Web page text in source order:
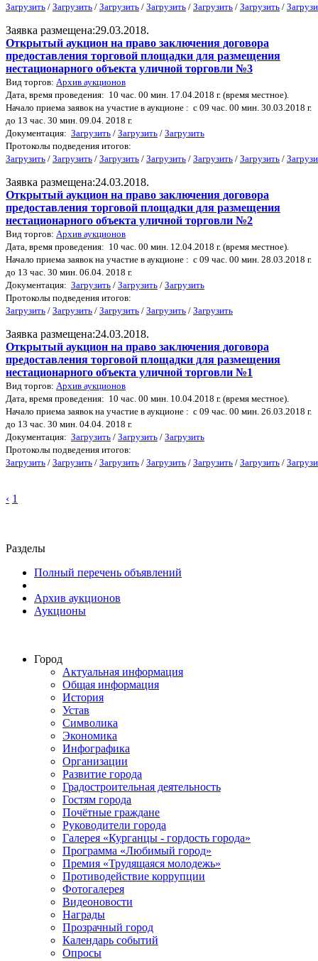
Загрузить / Загрузить / Загрузить / Загрузить / Загрузить / Загрузить /
Заявка размещена:29.03.2018.
Открытый аукцион на право заключения договора
предоставления торговой площадки для размещения
нестационарного объекта уличной торговли №3
Вид торгов: Архив аукционов
Дата, время проведения: 10 час. 00 мин. 17.04.2018 г. (время местное).
Начало приема заявок на участие в аукционе : с 09 час. 00 мин. 30.03.2018 г.
до 13 час. 30 мин. 09.04. 2018 г.
Документация: Загрузить / Загрузить / Загрузить
Протоколы подведения итогов:
Загрузить / Загрузить / Загрузить / Загрузить / Загрузить / Загрузить /
Заявка размещена:24.03.2018.
Открытый аукцион на право заключения договора
предоставления торговой площадки для размещения
нестационарного объекта уличной торговли №2
Вид торгов: Архив аукционов
Дата, время проведения: 10 час. 00 мин. 12.04.2018 г. (время местное).
Начало приема заявок на участие в аукционе : с 09 час. 00 мин. 28.03.2018 г.
до 13 час. 30 мин. 06.04. 2018 г.
Документация: Загрузить / Загрузить / Загрузить
Протоколы подведения итогов:
Загрузить / Загрузить / Загрузить / Загрузить / Загрузить
Заявка размещена:24.03.2018.
Открытый аукцион на право заключения договора
предоставления торговой площадки для размещения
нестационарного объекта уличной торговли №1
Вид торгов: Архив аукционов
Дата, время проведения: 10 час. 00 мин. 10.04.2018 г. (время местное).
Начало приема заявок на участие в аукционе : с 09 час. 00 мин. 26.03.2018 г.
до 13 час. 30 мин. 04.04. 2018 г.
Документация: Загрузить / Загрузить / Загрузить
Протоколы подведения итогов:
Загрузить / Загрузить / Загрузить / Загрузить / Загрузить / Загрузить /
‹ 1
Разделы
Полный перечень объявлений
Архив аукционов
Аукционы
Город
Актуальная информация
Общая информация
История
Устав
Символика
Экономика
Инфографика
Организации
Развитие города
Градостроительная деятельность
Гостям города
Почётные граждане
Руководители города
Галерея «Курганцы - гордость города»
Программа «Любимый город»
Премия «Трудящаяся молодежь»
Противодействие коррупции
Фотогалерея
Видеоновости
Награды
Прозрачный город
Календарь событий
Опросы